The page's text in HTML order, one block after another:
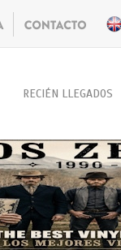
RECIÉN LLEGADOS